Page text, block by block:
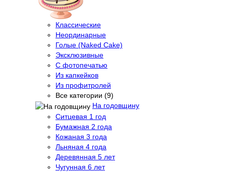
Классические
Неординарные
Голые (Naked Cake)
Эксклюзивные
С фотопечатью
Из капкейков
Из профитролей
Все категории (9)
На годовщину
Ситцевая 1 год
Бумажная 2 года
Кожаная 3 года
Льняная 4 года
Деревянная 5 лет
Чугунная 6 лет